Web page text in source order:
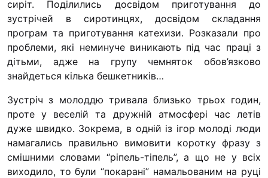
сиріт. Поділились досвідом приготування до
зустрічей в сиротинцях, досвідом складання
програм та приготування катехизи. Розказали про
проблеми, які неминуче виникають під час праці з
дітьми, адже на групу чемняток обов’язково
знайдеться кілька бешкетників…
Зустріч з молоддю тривала близько трьох годин,
проте у веселій та дружній атмосфері час летів
дуже швидко. Зокрема, в одній із ігор молоді люди
намагались правильно вимовити коротку фразу з
смішними словами “ріпель-тіпель”, а що не у всіх
виходило, то були “покарані” намальованим на руці